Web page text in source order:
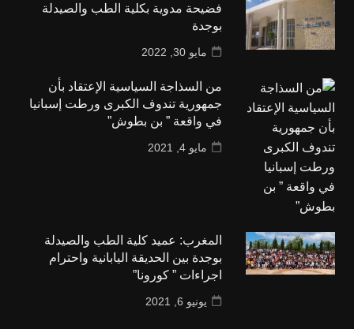
فضيحة مدوية بكلية الطب والصيدلة
بوجدة
مايو 30, 2022
من السذاجة السياسية الإعتقاد بأن
جمهورية تندوف الكبرى ورطت إسبانيا
في واقعة ” بن بطوش”
مايو 4, 2021
المغرب: عميد كلية الطب والصيدلة
بوجدة بين الحديقة اليابانية واحترام
اجراءات ” كورونا”
يونيو 6, 2021